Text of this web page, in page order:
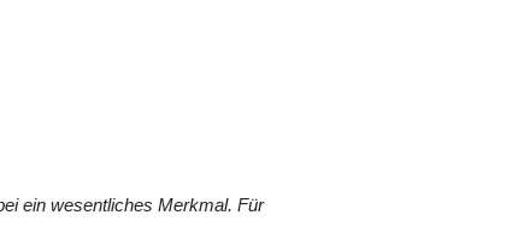
ein wesentliches Merkmal. Für